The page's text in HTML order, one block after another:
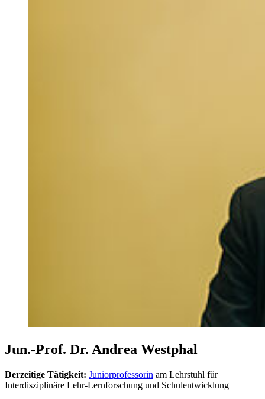
Jun.-Prof. Dr. Andrea Westphal
Derzeitige Tätigkeit: Juniorprofessorin am Lehrstuhl für
Interdisziplinäre Lehr-Lernforschung und Schulentwicklung